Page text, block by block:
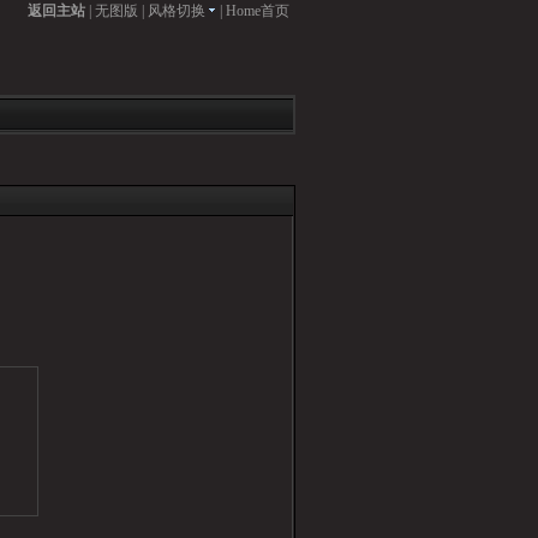
返回主站 无图版 风格切换 Home首页